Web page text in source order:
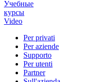
Учебные
курсы
Video
Per privati
Per aziende
Supporto
Per utenti
Partner